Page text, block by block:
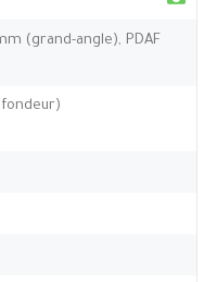
(grand-angle), PDAF